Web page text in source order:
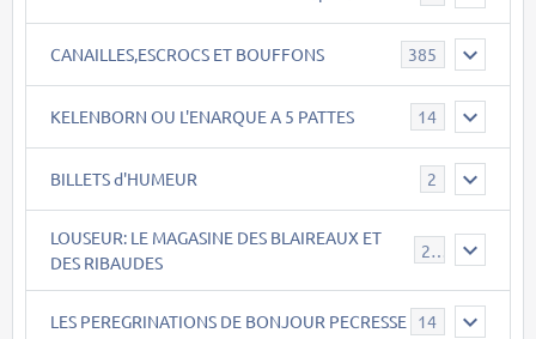
CANAILLES,ESCROCS ET BOUFFONS 385
KELENBORN OU L'ENARQUE A 5 PATTES 14
BILLETS d'HUMEUR 2
LOUSEUR: LE MAGASINE DES BLAIREAUX ET
DES RIBAUDES
21
LES PEREGRINATIONS DE BONJOUR PECRESSE 14